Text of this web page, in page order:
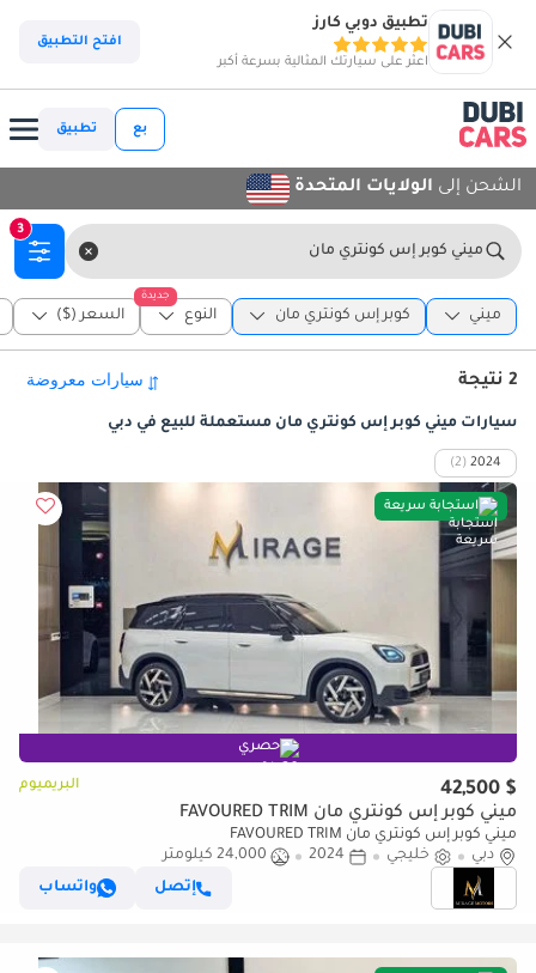
تطبيق دوبي كارز
اعثر على سيارتك المثالية بسرعة أكبر
افتح التطبيق
بع تطبيق
الشحن إلى الولايات المتحدة
ميني كوبر إس كونتري مان
3
ميني كوبر إس كونتري مان
جديدة
النوع السعر ($)
2 نتيجة
سيارات ميني كوبر إس كونتري مان مستعملة للبيع في دبي
2024
(2)
استجابة سريعة
حصري
$ 42,500 البريميوم
ميني كوبر إس كونتري مان FAVOURED TRIM
ميني كوبر إس كونتري مان FAVOURED TRIM
دبي
خليجي 2024
24,000 كيلومتر
إتصل
واتساب